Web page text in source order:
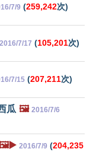
7/9 (259,242次)
2016/7/17 (105,201次)
7/15 (207,211次)
瓜 🖼️ 2016/7/6
2016/7/9 (204,235